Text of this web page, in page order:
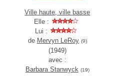
Ville haute, ville basse
Elle :
Lui :
de Mervyn LeRoy (9)
(1949)
avec :
Barbara Stanwyck (19)